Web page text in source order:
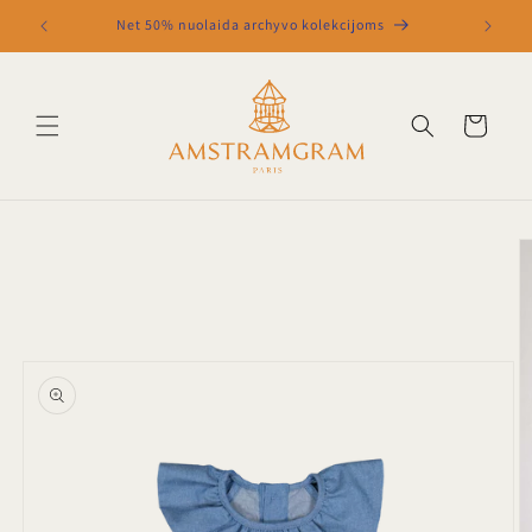
Eiti į
turinį
Net 50% nuolaida archyvo kolekcijoms
Krepšelis